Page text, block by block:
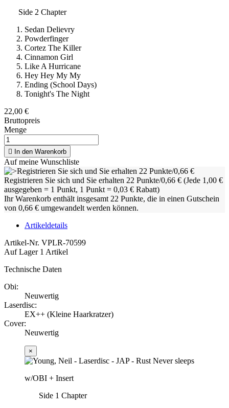
Side 2 Chapter
Sedan Delievry
Powderfinger
Cortez The Killer
Cinnamon Girl
Like A Hurricane
Hey Hey My My
Ending (School Days)
Tonight's The Night
22,00 €
Bruttopreis
Menge
 In den Warenkorb
Auf meine Wunschliste
Registrieren Sie sich und Sie erhalten 22 Punkte/0,66 € (Jede 1,00 €
ausgegeben = 1 Punkt, 1 Punkt = 0,03 € Rabatt)
Ihr Warenkorb enthält insgesamt 22 Punkte, die in einen Gutschein
von 0,66 € umgewandelt werden können.
Artikeldetails
Artikel-Nr. VPLR-70599
Auf Lager 1 Artikel
Technische Daten
Obi:
Neuwertig
Laserdisc:
EX++ (Kleine Haarkratzer)
Cover:
Neuwertig
×
w/OBI + Insert
Side 1 Chapter